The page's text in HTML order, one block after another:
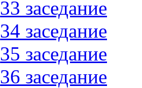
33 заседание
34 заседание
35 заседание
36 заседание